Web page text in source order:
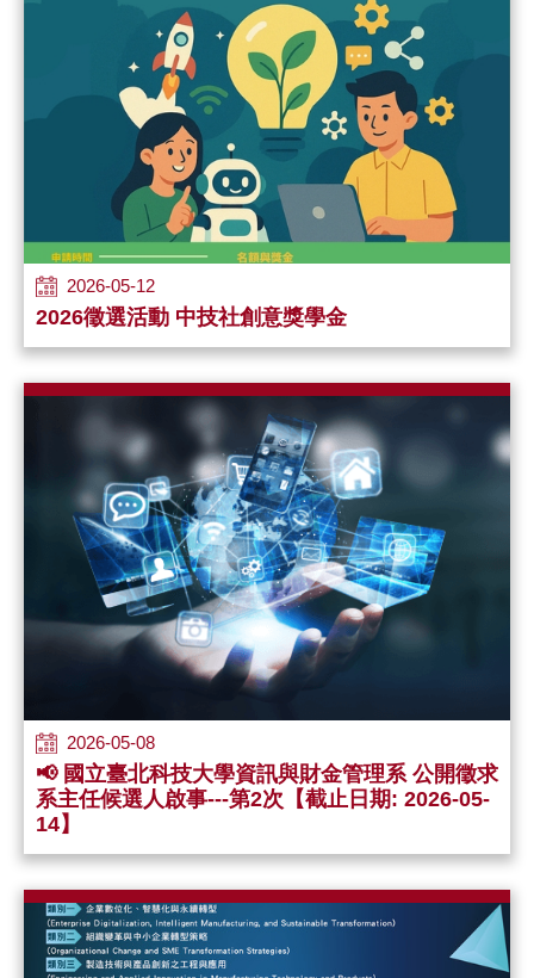
2026-05-12
2026徵選活動 中技社創意獎學金
2026-05-08
📢 國立臺北科技大學資訊與財金管理系 公開徵求
系主任候選人啟事---第2次【截止日期: 2026-05-
14】